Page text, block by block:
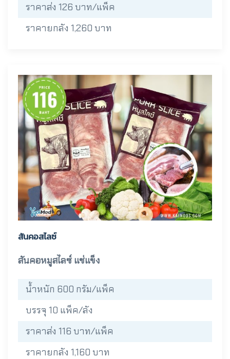
ราคาส่ง 126 บาท/แพ็ค
ราคายกลัง 1,260 บาท
สันคอสไลซ์
สันคอหมูสไลซ์ แช่แข็ง
น้ำหนัก 600 กรัม/แพ็ค
บรรจุ 10 แพ็ค/ลัง
ราคาส่ง 116 บาท/แพ็ค
ราคายกลัง 1,160 บาท